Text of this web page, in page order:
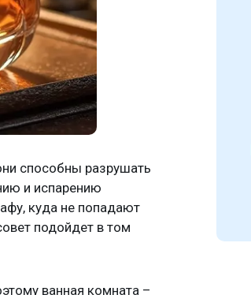
способны разрушать
и испарению
куда не попадают
подойдет в том
ванная комната –